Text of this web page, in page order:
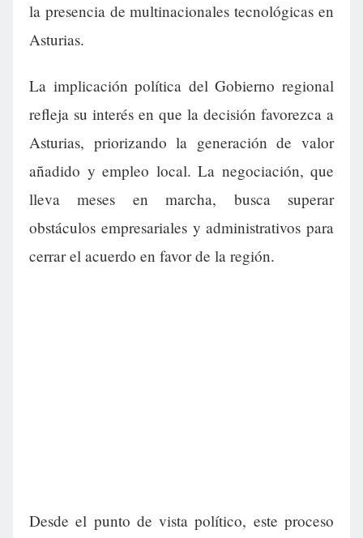
la presencia de multinacionales tecnológicas en
Asturias.
La implicación política del Gobierno regional
refleja su interés en que la decisión favorezca a
Asturias, priorizando la generación de valor
añadido y empleo local. La negociación, que
lleva meses en marcha, busca superar
obstáculos empresariales y administrativos para
cerrar el acuerdo en favor de la región.
Desde el punto de vista político, este proceso